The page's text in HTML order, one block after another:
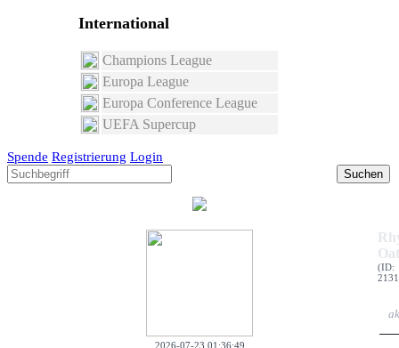
International
Champions League
Europa League
Europa Conference League
UEFA Supercup
Spende Registrierung Login
Suchen
2026-07-23 01:36:49
(ID: